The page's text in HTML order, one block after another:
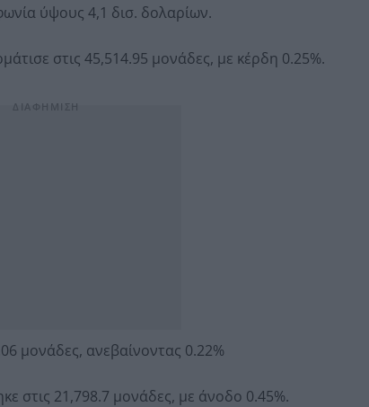
ύψους 4,1 δισ. δολαρίων.
στις 45,514.95 μονάδες, με κέρδη 0.25%.
μονάδες, ανεβαίνοντας 0.22%
στις 21,798.7 μονάδες, με άνοδο 0.45%.